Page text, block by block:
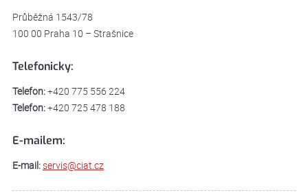
Průběžná 1543/78
100 00 Praha 10 – Strašnice
Telefonicky:
Telefon:+420 775 556 224
Telefon:+420 725 478 188
E-mailem:
E-mail:servis@ciat.cz